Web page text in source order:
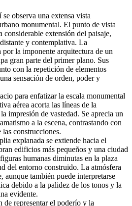
se observa una extensa vista
monumental. El punto de vista
considerable extensión del paisaje,
y contemplativa. La
la imponente arquitectura de un
gran parte del primer plano. Sus
con la repetición de elementos
sensación de orden, poder y
para enfatizar la escala monumental
aérea acorta las líneas de la
impresión de vastedad. Se aprecia un
a la escena, contrastando con
construcciones.
explanada se extiende hacia el
edificios más pequeños y una ciudad
humanas diminutas en la plaza
del entorno construido. La atmósfera
aunque también puede interpretarse
debido a la palidez de los tonos y la
evidente.
de representar el poderío y la